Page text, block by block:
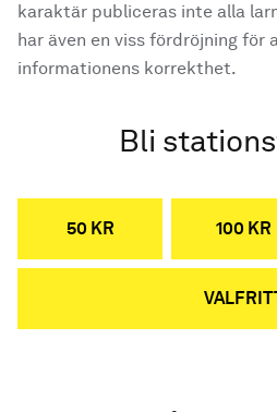
karaktär publiceras inte alla
har även en viss fördröjning för
informationens korrekthet.
Bli
50 KR 100 KR